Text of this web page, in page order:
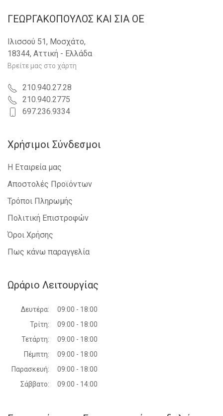
ΓΕΩΡΓΑΚΟΠΟΥΛΟΣ KAI ΣΙΑ OE
Ιλισσού 51, Μοσχάτο,
18344, Αττική - Ελλάδα
Βρείτε μας στο χάρτη
210.940.27.28
210.940.2775
697.236.9334
Χρήσιμοι Σύνδεσμοι
Η Εταιρεία μας
Αποστολές Προϊόντων
Τρόποι Πληρωμής
Πολιτική Επιστροφών
Όροι Χρήσης
Πως κάνω παραγγελία
Ωράριο Λειτουργίας
Δευτέρα:
09:00 - 18:00
Τρίτη:
09:00 - 18:00
Τετάρτη:
09:00 - 18:00
Πέμπτη:
09:00 - 18:00
Παρασκευή:
09:00 - 18:00
Σάββατο:
09:00 - 14:00